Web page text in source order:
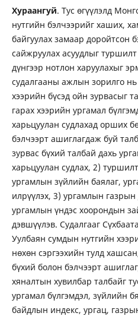
Хураангуй. Тус өгүүлэлд
нутгийн бэлчээрийг хаших,
байгуулах замаар доройтсон
сайжруулах асуудлыг
дүнгээр нотлон харуулахыг
судалгааны ажлын зорилго
хээрийн бүсэд ойн зурвасыг
гарах хээрийн ургамал
харьцуулан судлахад орших
бэлчээрт ашиглагдаж буй
зурвас бүхий талбай дахь
харьцуулан судлах, 2)
ургамлын зүйлийн баялаг,
илрүүлэх, 3) ургамлын
ургамлын үндэс хоорондын
дэвшүүлэв. Судалгааг
Уулбаян сумдын нутгийн
нөхөн сэргээхийн тулд
бүхий болон бэлчээрт
хяналтын хувилбар талбайг
ургамал бүлгэмдэл, зүйлийн
байдлын индекс, ургац,